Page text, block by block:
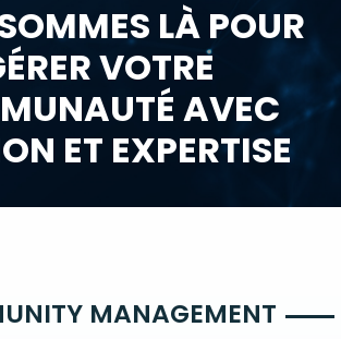
LÀ POUR
VOTRE
AVEC
ET EXPERTISE
MANAGEMENT